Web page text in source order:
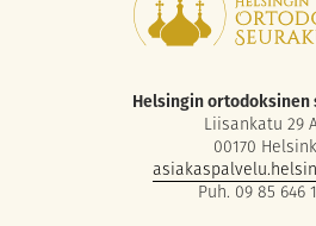
Helsingin ortodoksinen
Liisankatu 29
00170
Puh. 09 85 646